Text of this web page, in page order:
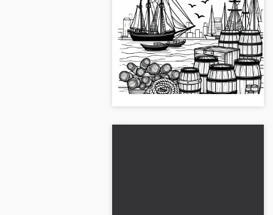
Limanda ahşap variller ve
ipler - Ücretsiz boyama
şablonu
Ahşap fıçılar ve halatlar liman
kenarında senin tarafından
boyanmayı bekliyor. Ücretsiz
boyama şablonunu şimdi indir!...